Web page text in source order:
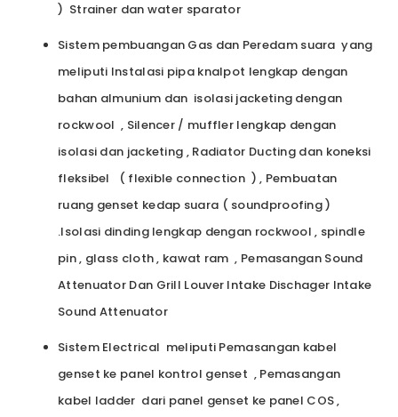
) Strainer dan water sparator
Sistem pembuangan Gas dan Peredam suara yang
meliputi Instalasi pipa knalpot lengkap dengan
bahan almunium dan isolasi jacketing dengan
rockwool , Silencer / muffler lengkap dengan
isolasi dan jacketing , Radiator Ducting dan koneksi
fleksibel ( flexible connection ) , Pembuatan
ruang genset kedap suara ( soundproofing )
.Isolasi dinding lengkap dengan rockwool , spindle
pin , glass cloth , kawat ram , Pemasangan Sound
Attenuator Dan Grill Louver Intake Dischager Intake
Sound Attenuator
Sistem Electrical meliputi Pemasangan kabel
genset ke panel kontrol genset , Pemasangan
kabel ladder dari panel genset ke panel COS ,